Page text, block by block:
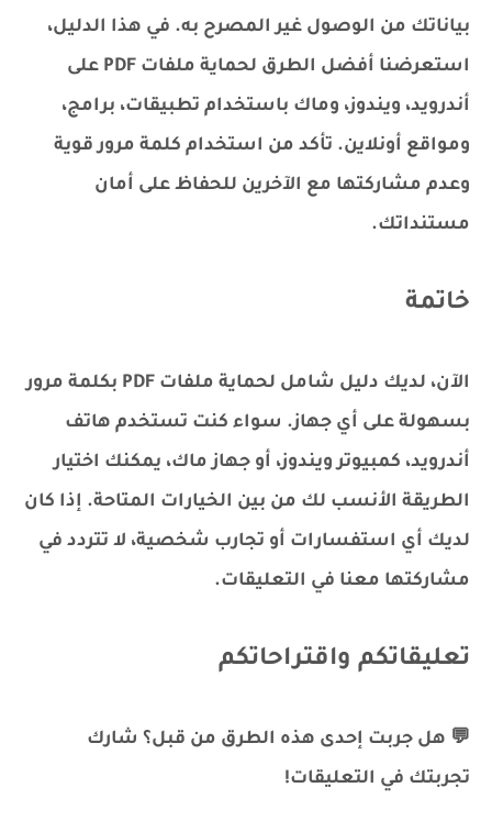
بياناتك من الوصول غير المصرح به. في هذا الدليل،
استعرضنا أفضل الطرق لحماية ملفات PDF على
أندرويد، ويندوز، وماك باستخدام تطبيقات، برامج،
ومواقع أونلاين. تأكد من استخدام كلمة مرور قوية
وعدم مشاركتها مع الآخرين للحفاظ على أمان
مستنداتك.
خاتمة
الآن، لديك دليل شامل لحماية ملفات PDF بكلمة مرور
بسهولة على أي جهاز. سواء كنت تستخدم هاتف
أندرويد، كمبيوتر ويندوز، أو جهاز ماك، يمكنك اختيار
الطريقة الأنسب لك من بين الخيارات المتاحة. إذا كان
لديك أي استفسارات أو تجارب شخصية، لا تتردد في
مشاركتها معنا في التعليقات.
تعليقاتكم واقتراحاتكم
💬 هل جربت إحدى هذه الطرق من قبل؟ شارك
تجربتك في التعليقات!